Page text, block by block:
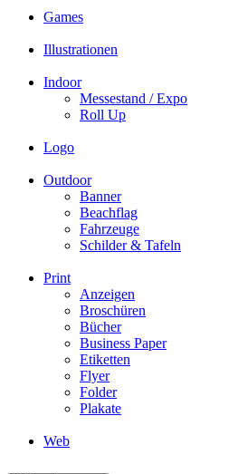
Games
Illustrationen
Indoor
Messestand / Expo
Roll Up
Logo
Outdoor
Banner
Beachflag
Fahrzeuge
Schilder & Tafeln
Print
Anzeigen
Broschüren
Bücher
Business Paper
Etiketten
Flyer
Folder
Plakate
Web